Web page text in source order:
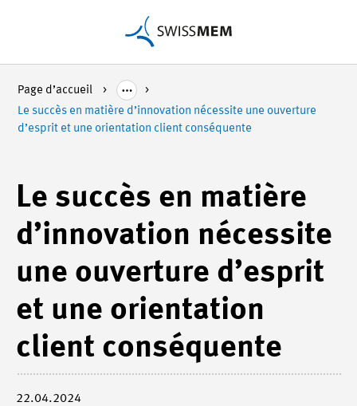
Page d’accueil
Le succès en matière d’innovation nécessite une ouverture
d’esprit et une orientation client conséquente
Le succès en matière
d’innovation nécessite
une ouverture d’esprit
et une orientation
client conséquente
22.04.2024